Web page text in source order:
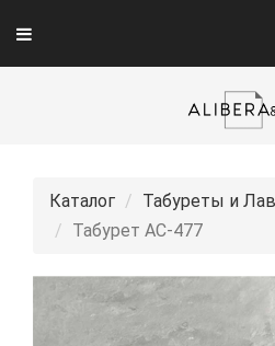
Toggle
navigation
Каталог
Табуреты и
Табурет АС-477